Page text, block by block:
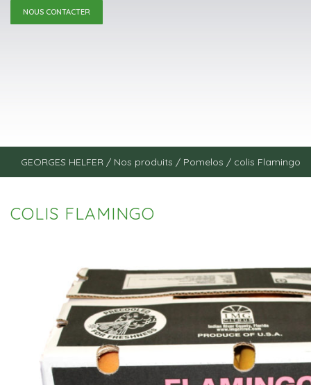
NOUS CONTACTER
GEORGES HELFER / Nos produits / Pomelos / colis Flamingo
COLIS FLAMINGO